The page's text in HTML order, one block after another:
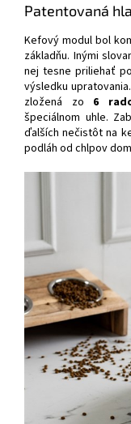
Patentovaná
Kefový modul bol
základňu. Inými
nej tesne priliehať
výsledku
zložená zo 6
špeciálnom uhle.
ďalších nečistôt na
podláh od chlpov